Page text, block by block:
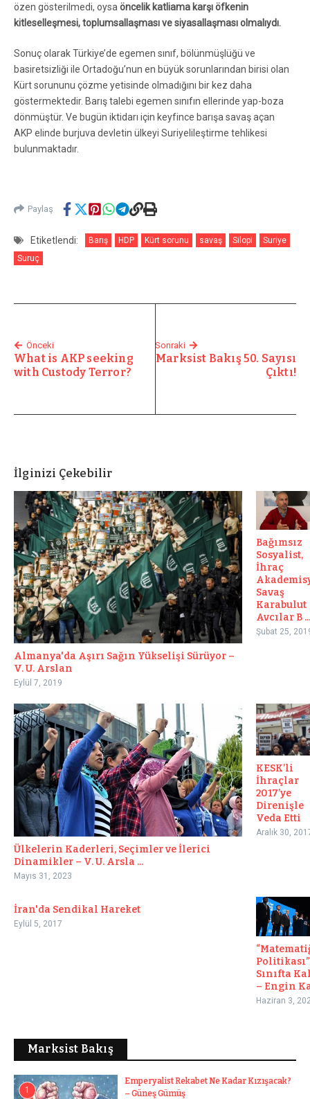
özen gösterilmedi, oysa öncelik katliama karşı öfkenin
kitleselleşmesi, toplumsallaşması ve siyasallaşması olmalıydı.
Sonuç olarak Türkiye’de egemen sınıf, bölünmüşlüğü ve
basiretsizliği ile Ortadoğu’nun en büyük sorunlarından birisi olan
Kürt sorununu çözme yetisinde olmadığını bir kez daha
göstermektedir. Barış talebi egemen sınıfın ellerinde yap-boza
dönmüştür. Ve bugün iktidarı için keyfince barışa savaş açan
AKP elinde burjuva devletin ülkeyi Suriyelileştirme tehlikesi
bulunmaktadır.
Paylaş
Etiketlendi: Barış HDP Kürt sorunu savaş Silopi
Suriye
Suruç
Önceki
What is AKP seeking
with Custody Terror?
Sonraki
Marksist Bakış 50. Sayısı
Çıktı!
İlginizi Çekebilir
Almanya'da Aşırı Sağın Yükselişi Sürüyor –
V. U. Arslan
Eylül 7, 2019
Bağımsız
Sosyalist,
İhraç
Savaş
Karabulut
Avcılar B ...
Şubat 25,
Ülkelerin Kaderleri, Seçimler ve İlerici
Dinamikler – V. U. Arsla ...
Mayıs 31, 2023
KESK’li
İhraçlar
2017’ye
Direnişle
Veda Etti
Aralık 30,
İran'da Sendikal Hareket
Eylül 5, 2017
Politikası”
Sınıfta
– Engin
Haziran 3,
Marksist Bakış
1
Emperyalist Rekabet Ne Kadar Kızışacak?
– Güneş Gümüş